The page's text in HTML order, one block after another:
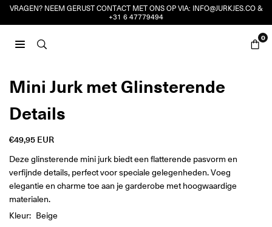
VRAGEN? NEEM GERUST CONTACT MET ONS OP VIA: INFO@JURKJES.CO&
+31 6 47779494
0
Mini Jurk met Glinsterende
Details
Reguliere
prijs
€49,95 EUR
Deze glinsterende mini jurk biedt een flatterende pasvorm en
verfijnde details, perfect voor speciale gelegenheden. Voeg
elegantie en charme toe aan je garderobe met hoogwaardige
materialen.
Kleur: Beige